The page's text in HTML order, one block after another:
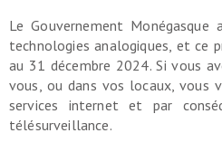
Le Gouvernement
technologies analogiques, et ce
au 31 décembre 2024. Si vous
vous, ou dans vos locaux, vous
services internet et par
télésurveillance.